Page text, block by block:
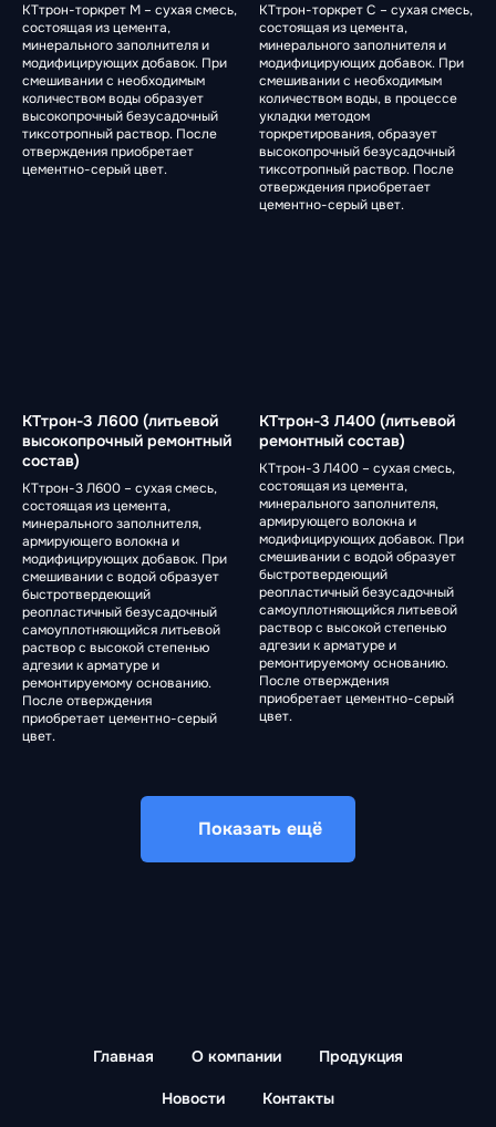
КТтрон-торкрет М – сухая смесь,
состоящая из цемента,
минерального заполнителя и
модифицирующих добавок. При
смешивании с необходимым
количеством воды образует
высокопрочный безусадочный
тиксотропный раствор. После
отверждения приобретает
цементно-серый цвет.
КТтрон-торкрет С – сухая смесь,
состоящая из цемента,
минерального заполнителя и
модифицирующих добавок. При
смешивании с необходимым
количеством воды, в процессе
укладки методом
торкретирования, образует
высокопрочный безусадочный
тиксотропный раствор. После
отверждения приобретает
цементно-серый цвет.
КТтрон-3 Л600 (литьевой
высокопрочный ремонтный
состав)
КТтрон-3 Л600 – сухая смесь,
состоящая из цемента,
минерального заполнителя,
армирующего волокна и
модифицирующих добавок. При
смешивании с водой образует
быстротвердеющий
реопластичный безусадочный
самоуплотняющийся литьевой
раствор с высокой степенью
адгезии к арматуре и
ремонтируемому основанию.
После отверждения
приобретает цементно-серый
цвет.
КТтрон-3 Л400 (литьевой
ремонтный состав)
КТтрон-3 Л400 – сухая смесь,
состоящая из цемента,
минерального заполнителя,
армирующего волокна и
модифицирующих добавок. При
смешивании с водой образует
быстротвердеющий
реопластичный безусадочный
самоуплотняющийся литьевой
раствор с высокой степенью
адгезии к арматуре и
ремонтируемому основанию.
После отверждения
приобретает цементно-серый
цвет.
Показать ещё
Главная О компании Продукция
Новости Контакты